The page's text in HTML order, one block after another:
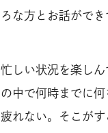
ろな方とお話ができ
忙しい状況を楽し
の中で何時までに
疲れない。そこがす